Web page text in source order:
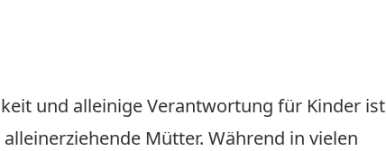
und alleinige Verantwortung für Kinder ist
Mütter. Während in vielen